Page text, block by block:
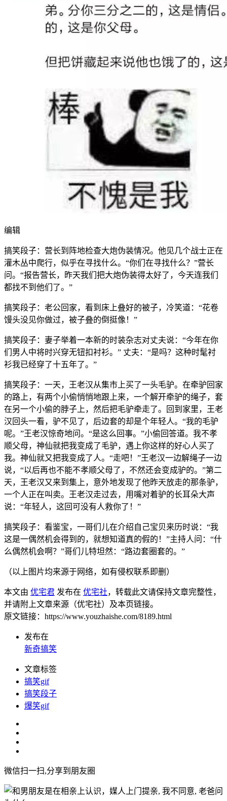
编辑
搞笑段子：营长到阵地检查大炮伪装情况。他见几个战士正在
灌木丛中爬行，似乎在寻找什么。“你们在寻找什么？”营长
问。“报告营长，昨天我们把大炮伪装得太好了，今天连我们
都找不到他们了。”
搞笑段子：老公回家，看到床上叠好的被子，冷笑道：“花卷
馒头没见你做过，被子叠的倒挺像！”
搞笑段子：妻子举着一本新的时装杂志对丈夫说：“今年在你
们男人中将时兴穿无钮扣衬衫。” 丈夫：“是吗？这种时髦衬
衫我已经穿了十五年了。”
搞笑段子：一天，王老汉从集市上买了一头毛驴。在牵驴回家
的路上，有两个小偷悄悄地跟上来，一个解开牵驴的绳子，套
在另一个小偷的脖子上，然后把毛驴牵走了。回到家里，王老
汉回头一看，驴不见了，后边套的却是个年轻人。“我的毛驴
呢。”王老汉惊奇地问。“是这么回事。”小偷回答道。我不孝
顺父母，神仙就把我变成了毛驴，遇上你这样的好心人买了
我。神仙就又把我变成了人。“走吧！”王老汉一边解绳子一边
说，“以后再也不能不孝顺父母了，不然还会变成驴的。”第二
天，王老汉又来到集上，意外地发现了他昨天放走的那条驴，
一个人正在叫卖。王老汉走过去，用嘴对着驴的长耳朵大声
说：“年轻人，这回可没有人救你了！”
搞笑段子：看鉴宝，一哥们儿在介绍自己宝贝来历时说：“我
这是一偶然机会得到的，就想知道真的假的！”主持人问：“什
么偶然机会啊？”哥们儿特坦然：“路边套圈套的。”
（以上图片均来源于网络，如有侵权联系即删）
本文由 优宅君 发布在 优宅社，转载此文请保持文章完整性，
并请附上文章来源（优宅社）及本页链接。
原文链接：https://www.youzhaishe.com/8189.html
发布在
新奇搞笑
文章标签
搞笑gif
搞笑段子
爆笑gif
微信扫一扫,分享到朋友圈